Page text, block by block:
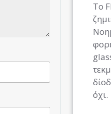
Το
όχι.